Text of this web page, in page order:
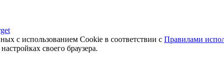
с использованием Cookie в соответствии с Правилами
своего браузера.